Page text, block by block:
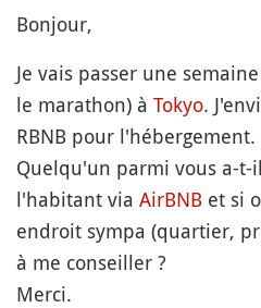
Bonjour,
Je vais passer une
le marathon) à Tokyo.
RBNB pour l'hébergement.
Quelqu'un parmi vous a-t-
l'habitant via AirBNB et si
endroit sympa (quartier,
à me conseiller ?
Merci.